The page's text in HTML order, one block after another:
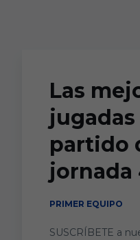
Las
jugadas
partido
jornada
PRIMER EQUIPO
SUSCRÍBETE a